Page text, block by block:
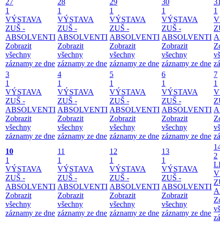
1
VÝSTAVA
ZUŠ -
ABSOLVENTI
Zobrazit
všechny
záznamy ze dne
1
VÝSTAVA
ZUŠ -
ABSOLVENTI
Zobrazit
všechny
záznamy ze dne
1
VÝSTAVA
ZUŠ -
ABSOLVENTI
Zobrazit
všechny
záznamy ze dne
1
VÝSTAVA
ZUŠ -
ABSOLVENTI
Zobrazit
všechny
záznamy ze dne
1
3
1
VÝSTAVA
ZUŠ -
ABSOLVENTI
Zobrazit
všechny
záznamy ze dne
4
1
VÝSTAVA
ZUŠ -
ABSOLVENTI
Zobrazit
všechny
záznamy ze dne
5
1
VÝSTAVA
ZUŠ -
ABSOLVENTI
Zobrazit
všechny
záznamy ze dne
6
1
VÝSTAVA
ZUŠ -
ABSOLVENTI
Zobrazit
všechny
záznamy ze dne
7
1
10
1
VÝSTAVA
ZUŠ -
ABSOLVENTI
Zobrazit
všechny
záznamy ze dne
11
1
VÝSTAVA
ZUŠ -
ABSOLVENTI
Zobrazit
všechny
záznamy ze dne
12
1
VÝSTAVA
ZUŠ -
ABSOLVENTI
Zobrazit
všechny
záznamy ze dne
13
1
VÝSTAVA
ZUŠ -
ABSOLVENTI
Zobrazit
všechny
záznamy ze dne
2